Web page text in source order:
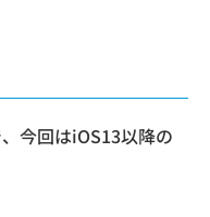
今回はiOS13以降の